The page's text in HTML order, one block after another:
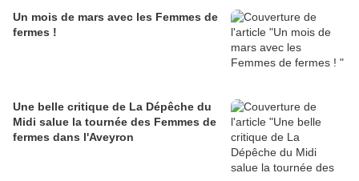
Un mois de mars avec les Femmes de
fermes !
Une belle critique de La Dépêche du
Midi salue la tournée des Femmes de
fermes dans l'Aveyron